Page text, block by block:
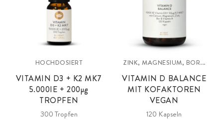
HOCHDOSIERT
VITAMIN D3 + K2 MK7
5.000IE +200µg
TROPFEN
300 Tropfen
ZINK, MAGNESIUM, BOR...
VITAMIN D BALANCE
MIT KOFAKTOREN
VEGAN
120 Kapseln